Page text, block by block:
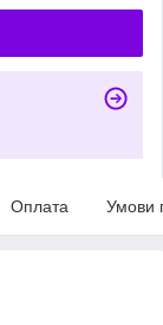
Оплата Умови